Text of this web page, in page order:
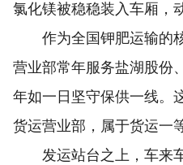
氯化镁被稳稳装入车厢，
作为全国钾肥运输的
营业部常年服务盐湖股份
年如一日坚守保供一线。
货运营业部，属于货运一
发运站台之上，车来车